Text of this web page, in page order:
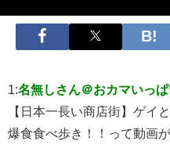
1:名無しさん＠おカマいっ
【日本一長い商店街】ゲイ
爆食食べ歩き！！って動画